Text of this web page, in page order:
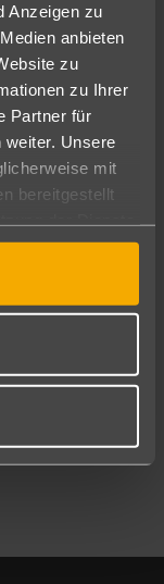
Anzeigen zu
anbieten
zu
zu Ihrer
Partner für
weiter. Unsere
mit
bereitgestellt
Nur Hotel